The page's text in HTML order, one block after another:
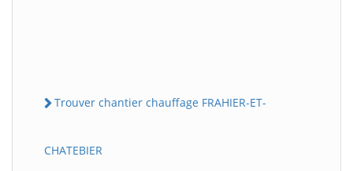
Trouver chantier chauffage FRAHIER-ET-
CHATEBIER